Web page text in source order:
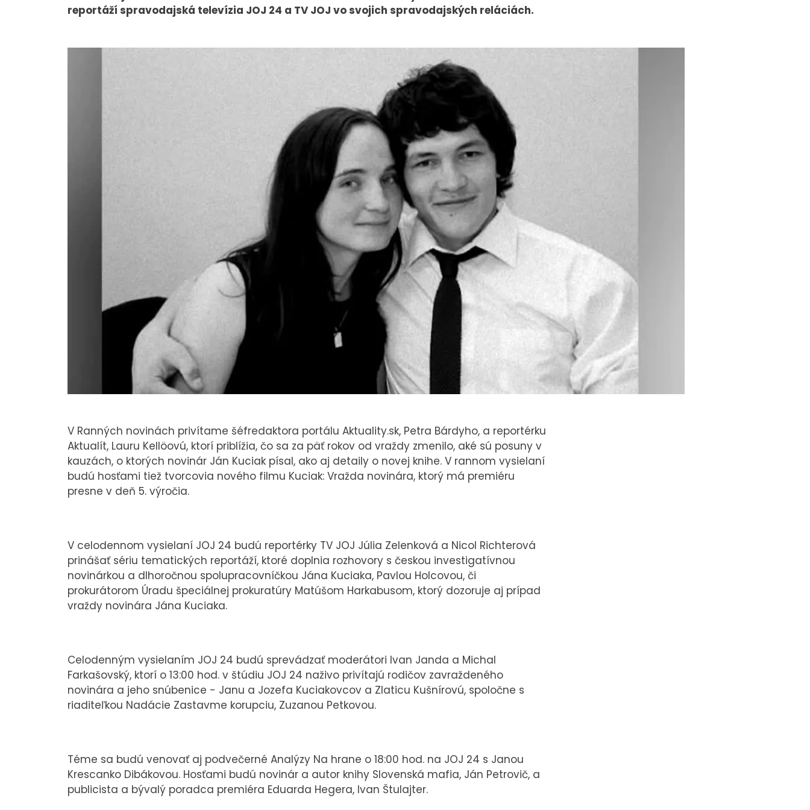
Kariéra
Tlačové správy
VYSIELANIE
MS 2026
KONTAKT
reportáží spravodajská televízia JOJ 24 a TV JOJ vo svojich spravodajských reláciách.
V Ranných novinách privítame šéfredaktora portálu Aktuality.sk, Petra Bárdyho, a reportérku
Aktualít, Lauru Kellöovú, ktorí priblížia, čo sa za päť rokov od vraždy zmenilo, aké sú posuny v
kauzách, o ktorých novinár Ján Kuciak písal, ako aj detaily o novej knihe. V rannom vysielaní
budú hosťami tiež tvorcovia nového filmu Kuciak: Vražda novinára, ktorý má premiéru
presne v deň 5. výročia.
V celodennom vysielaní JOJ 24 budú reportérky TV JOJ Júlia Zelenková a Nicol Richterová
prinášať sériu tematických reportáží, ktoré doplnia rozhovory s českou investigatívnou
novinárkou a dlhoročnou spolupracovníčkou Jána Kuciaka, Pavlou Holcovou, či
prokurátorom Úradu špeciálnej prokuratúry Matúšom Harkabusom, ktorý dozoruje aj prípad
vraždy novinára Jána Kuciaka.
Celodenným vysielaním JOJ 24 budú sprevádzať moderátori Ivan Janda a Michal
Farkašovský, ktorí o 13:00 hod. v štúdiu JOJ 24 naživo privítajú rodičov zavraždeného
novinára a jeho snúbenice - Janu a Jozefa Kuciakovcov a Zlaticu Kušnírovú, spoločne s
riaditeľkou Nadácie Zastavme korupciu, Zuzanou Petkovou.
Téme sa budú venovať aj podvečerné Analýzy Na hrane o 18:00 hod. na JOJ 24 s Janou
Krescanko Dibákovou. Hosťami budú novinár a autor knihy Slovenská mafia, Ján Petrovič, a
publicista a bývalý poradca premiéra Eduarda Hegera, Ivan Štulajter.